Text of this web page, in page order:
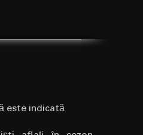
este indicată